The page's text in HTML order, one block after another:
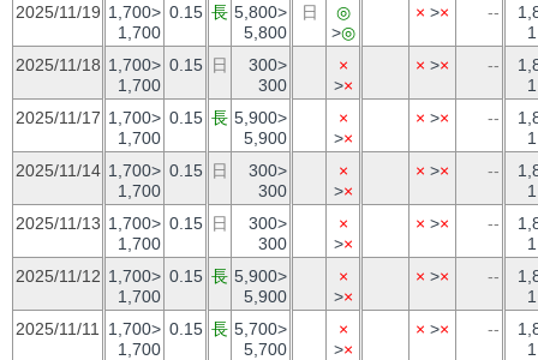
2025/11/19 1,700>
1,700
0.15 長 5,800>
5,800
日
◎
>◎
× >× --
2025/11/18 1,700>
1,700
0.15 日
300>
300
×
>×
× >× --
2025/11/17 1,700>
1,700
0.15 長 5,900>
5,900
×
>×
× >× --
2025/11/14 1,700>
1,700
0.15 日
300>
300
×
>×
× >× --
2025/11/13 1,700>
1,700
0.15 日
300>
300
×
>×
× >× --
2025/11/12 1,700>
1,700
0.15 長 5,900>
5,900
×
>×
× >× --
2025/11/11
1,700>
1,700
0.15 長 5,700>
5,700
×
>×
× >× --